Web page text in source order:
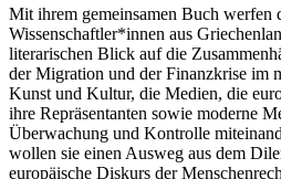
Mit ihrem gemeinsamen Buch werfen
Wissenschaftler*innen aus
literarischen Blick auf die
der Migration und der Finanzkrise im
Kunst und Kultur, die Medien, die
ihre Repräsentanten sowie moderne
Überwachung und Kontrolle
wollen sie einen Ausweg aus dem
europäische Diskurs der